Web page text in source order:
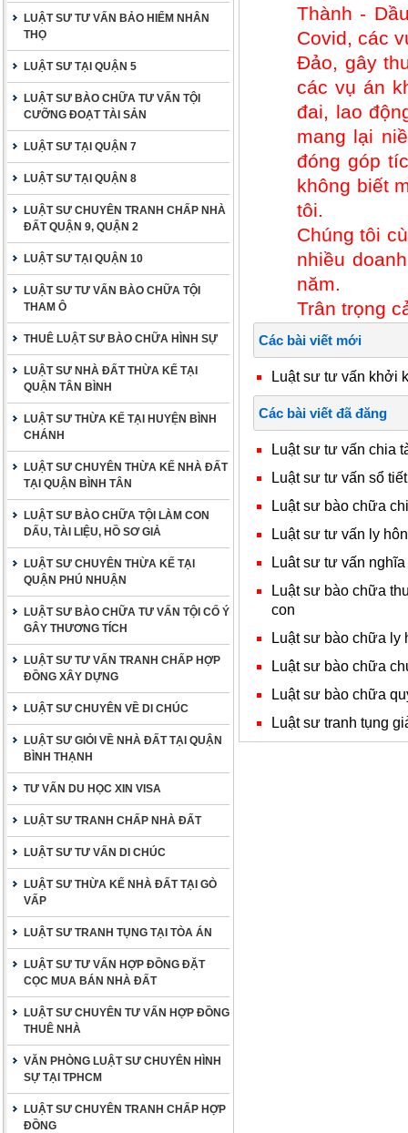
LUẬT SƯ TƯ VẤN BẢO HIỂM NHÂN
THỌ
LUẬT SƯ TẠI QUẬN 5
LUẬT SƯ BÀO CHỮA TƯ VẤN TỘI
CƯỠNG ĐOẠT TÀI SẢN
LUẬT SƯ TẠI QUẬN 7
LUẬT SƯ TẠI QUẬN 8
LUẬT SƯ CHUYÊN TRANH CHẤP NHÀ
ĐẤT QUẬN 9, QUẬN 2
LUẬT SƯ TẠI QUẬN 10
LUẬT SƯ TƯ VẤN BÀO CHỮA TỘI
THAM Ô
THUÊ LUẬT SƯ BÀO CHỮA HÌNH SỰ
LUẬT SƯ NHÀ ĐẤT THỪA KẾ TẠI
QUẬN TÂN BÌNH
LUẬT SƯ THỪA KẾ TẠI HUYỆN BÌNH
CHÁNH
LUẬT SƯ CHUYÊN THỪA KẾ NHÀ ĐẤT
TẠI QUẬN BÌNH TÂN
LUẬT SƯ BÀO CHỮA TỘI LÀM CON
DẤU, TÀI LIỆU, HỒ SƠ GIẢ
LUẬT SƯ CHUYÊN THỪA KẾ TẠI
QUẬN PHÚ NHUẬN
LUẬT SƯ BÀO CHỮA TƯ VẤN TỘI CỐ Ý
GÂY THƯƠNG TÍCH
LUẬT SƯ TƯ VẤN TRANH CHẤP HỢP
ĐỒNG XÂY DỰNG
LUẬT SƯ CHUYÊN VỀ DI CHÚC
LUẬT SƯ GIỎI VỀ NHÀ ĐẤT TẠI QUẬN
BÌNH THẠNH
TƯ VẤN DU HỌC XIN VISA
LUẬT SƯ TRANH CHẤP NHÀ ĐẤT
LUẬT SƯ TƯ VẤN DI CHÚC
LUẬT SƯ THỪA KẾ NHÀ ĐẤT TẠI GÒ
VẤP
LUẬT SƯ TRANH TỤNG TẠI TÒA ÁN
LUẬT SƯ TƯ VẤN HỢP ĐỒNG ĐẶT
CỌC MUA BÁN NHÀ ĐẤT
LUẬT SƯ CHUYÊN TƯ VẤN HỢP ĐỒNG
THUÊ NHÀ
VĂN PHÒNG LUẬT SƯ CHUYÊN HÌNH
SỰ TẠI TPHCM
LUẬT SƯ CHUYÊN TRANH CHẤP HỢP
ĐỒNG
Thành -
Covid, các
Đảo, gây
các vụ án
đai, lao
mang lại
đóng góp
không biết
tôi.
Chúng tôi
nhiều
năm.
Trân trọng
Các bài viết mới
Luật sư tư vấn khởi
Các bài viết đã đăng
Luật sư tư vấn chia
Luật sư tư vấn sổ
Luật sư bào chữa
Luật sư tư vấn ly
Luât sư tư vấn
Luật sư bào chữa
con
Luật sư bào chữa ly
Luật sư bào chữa
Luật sư bào chữa
Luật sư tranh tụng